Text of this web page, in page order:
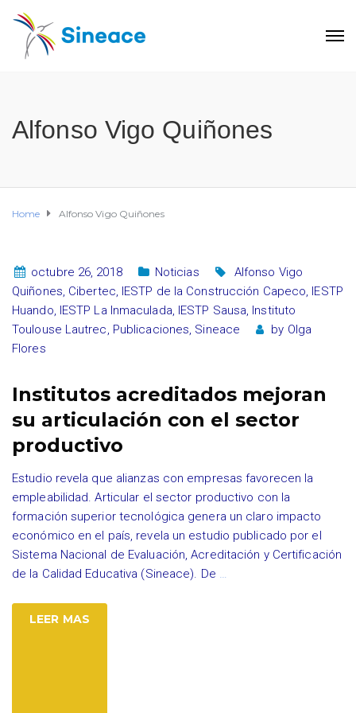
Alfonso Vigo Quiñones
Home Alfonso Vigo Quiñones
octubre 26, 2018 Noticias
Alfonso Vigo
Quiñones, Cibertec, IESTP de la Construcción Capeco, IESTP
Huando, IESTP La Inmaculada, IESTP Sausa, Instituto
Toulouse Lautrec, Publicaciones, Sineace by Olga
Flores
Institutos acreditados mejoran
su articulación con el sector
productivo
Estudio revela que alianzas con empresas favorecen la
empleabilidad. Articular el sector productivo con la
formación superior tecnológica genera un claro impacto
económico en el país, revela un estudio publicado por el
Sistema Nacional de Evaluación, Acreditación y Certificación
de la Calidad Educativa (Sineace). De …
LEER MAS